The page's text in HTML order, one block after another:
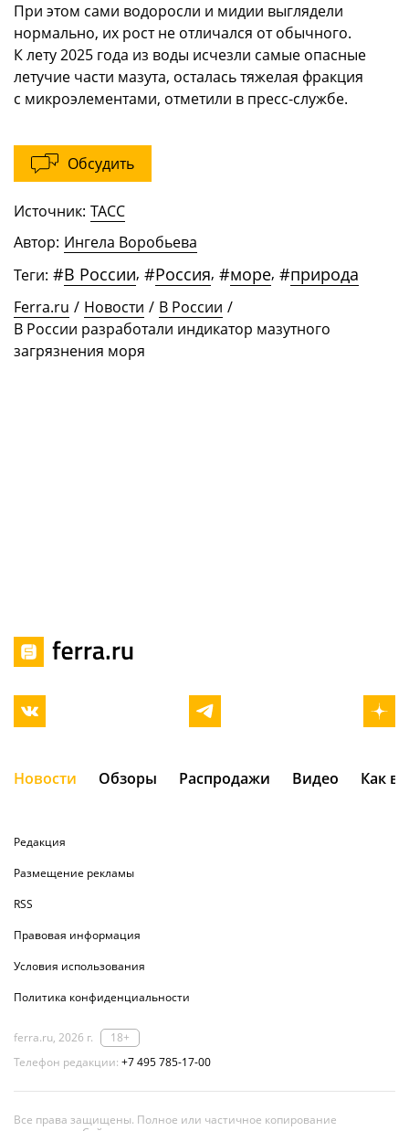
При этом сами водоросли и мидии выглядели
нормально, их рост не отличался от обычного.
К лету 2025 года из воды исчезли самые опасные
летучие части мазута, осталась тяжелая фракция
с микроэлементами, отметили в пресс-службе.
Обсудить
Источник: ТАСС
Автор: Ингела Воробьева
Теги: #В России, #Россия, #море, #природа
Ferra.ru / Новости / В России /
В России разработали индикатор мазутного
загрязнения моря
Новости Обзоры Распродажи Видео Как
Редакция
Размещение рекламы
RSS
Правовая информация
Условия использования
Политика конфиденциальности
ferra.ru, 2026 г.
18+
Телефон редакции: +7 495 785-17-00
Все права защищены. Полное или частичное копирование